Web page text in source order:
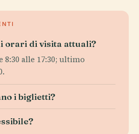
orari di visita attuali?
alle 17:30; ultimo
i biglietti?